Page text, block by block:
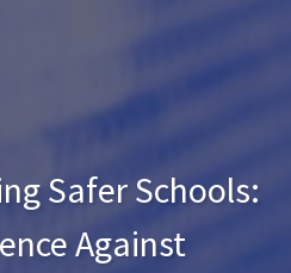
Safer Schools:
Against